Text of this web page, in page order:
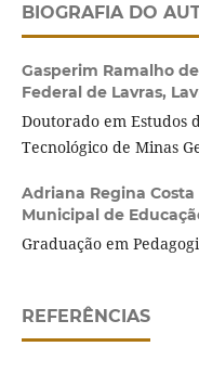
BIOGRAFIA DO
Gasperim Ramalho
Federal de Lavras,
Doutorado em Estudos
Tecnológico de Minas
Adriana Regina Costa
Municipal de
Graduação em
REFERÊNCIAS